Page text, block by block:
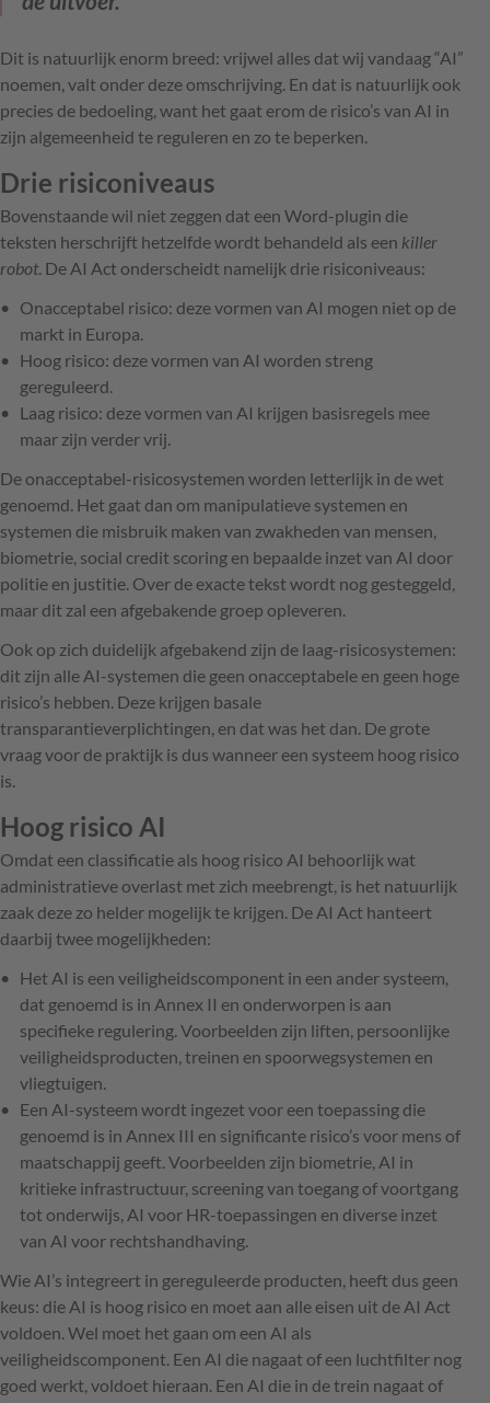
Dit is natuurlijk enorm breed: vrijwel alles dat wij vandaag “AI”
noemen, valt onder deze omschrijving. En dat is natuurlijk ook
precies de bedoeling, want het gaat erom de risico’s van AI in
zijn algemeenheid te reguleren en zo te beperken.
Drie risiconiveaus
Bovenstaande wil niet zeggen dat een Word-plugin die
teksten herschrijft hetzelfde wordt behandeld als een killer
robot. De AI Act onderscheidt namelijk drie risiconiveaus:
Onacceptabel risico: deze vormen van AI mogen niet op de
markt in Europa.
Hoog risico: deze vormen van AI worden streng
gereguleerd.
Laag risico: deze vormen van AI krijgen basisregels mee
maar zijn verder vrij.
De onacceptabel-risicosystemen worden letterlijk in de wet
genoemd. Het gaat dan om manipulatieve systemen en
systemen die misbruik maken van zwakheden van mensen,
biometrie, social credit scoring en bepaalde inzet van AI door
politie en justitie. Over de exacte tekst wordt nog gesteggeld,
maar dit zal een afgebakende groep opleveren.
Ook op zich duidelijk afgebakend zijn de laag-risicosystemen:
dit zijn alle AI-systemen die geen onacceptabele en geen hoge
risico’s hebben. Deze krijgen basale
transparantieverplichtingen, en dat was het dan. De grote
vraag voor de praktijk is dus wanneer een systeem hoog risico
is.
Hoog risico AI
Omdat een classificatie als hoog risico AI behoorlijk wat
administratieve overlast met zich meebrengt, is het natuurlijk
zaak deze zo helder mogelijk te krijgen. De AI Act hanteert
daarbij twee mogelijkheden:
Het AI is een veiligheidscomponent in een ander systeem,
dat genoemd is in Annex II en onderworpen is aan
specifieke regulering. Voorbeelden zijn liften, persoonlijke
veiligheidsproducten, treinen en spoorwegsystemen en
vliegtuigen.
Een AI-systeem wordt ingezet voor een toepassing die
genoemd is in Annex III en significante risico’s voor mens of
maatschappij geeft. Voorbeelden zijn biometrie, AI in
kritieke infrastructuur, screening van toegang of voortgang
tot onderwijs, AI voor HR-toepassingen en diverse inzet
van AI voor rechtshandhaving.
Wie AI’s integreert in gereguleerde producten, heeft dus geen
keus: die AI is hoog risico en moet aan alle eisen uit de AI Act
voldoen. Wel moet het gaan om een AI als
veiligheidscomponent. Een AI die nagaat of een luchtfilter nog
goed werkt, voldoet hieraan. Een AI die in de trein nagaat of